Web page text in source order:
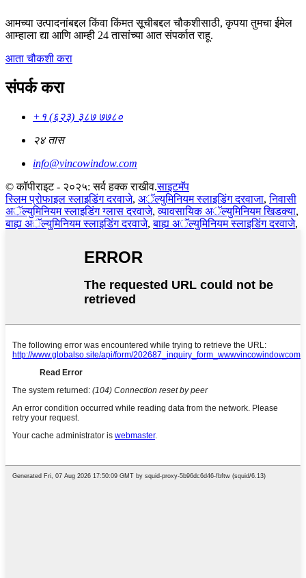
आमच्या उत्पादनांबद्दल किंवा किंमत सूचीबद्दल चौकशीसाठी, कृपया तुमचा ईमेल
आम्हाला द्या आणि आम्ही 24 तासांच्या आत संपर्कात राहू.
आता चौकशी करा
संपर्क करा
+१ (६२३) ३८७ ७७८०
२४ तास
info@vincowindow.com
© कॉपीराइट - २०२५: सर्व हक्क राखीव.साइटमॅप
स्लिम प्रोफाइल स्लाइडिंग दरवाजे, अॅल्युमिनियम स्लाइडिंग दरवाजा,निवासी
अॅल्युमिनियम स्लाइडिंग ग्लास दरवाजे,व्यावसायिक अॅल्युमिनियम खिडक्या,
बाह्य अॅल्युमिनियम स्लाइडिंग दरवाजे,बाह्य अॅल्युमिनियम स्लाइडिंग दरवाजे,